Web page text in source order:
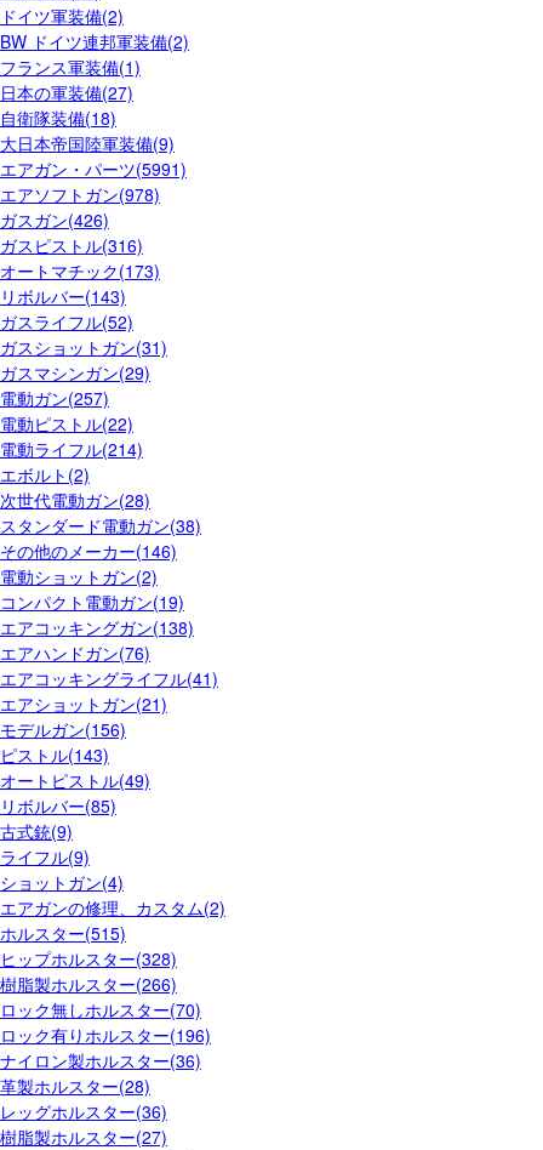
ドイツ軍装備(2)
BW ドイツ連邦軍装備(2)
フランス軍装備(1)
日本の軍装備(27)
自衛隊装備(18)
大日本帝国陸軍装備(9)
エアガン・パーツ(5991)
エアソフトガン(978)
ガスガン(426)
ガスピストル(316)
オートマチック(173)
リボルバー(143)
ガスライフル(52)
ガスショットガン(31)
ガスマシンガン(29)
電動ガン(257)
電動ピストル(22)
電動ライフル(214)
エボルト(2)
次世代電動ガン(28)
スタンダード電動ガン(38)
その他のメーカー(146)
電動ショットガン(2)
コンパクト電動ガン(19)
エアコッキングガン(138)
エアハンドガン(76)
エアコッキングライフル(41)
エアショットガン(21)
モデルガン(156)
ピストル(143)
オートピストル(49)
リボルバー(85)
古式銃(9)
ライフル(9)
ショットガン(4)
エアガンの修理、カスタム(2)
ホルスター(515)
ヒップホルスター(328)
樹脂製ホルスター(266)
ロック無しホルスター(70)
ロック有りホルスター(196)
ナイロン製ホルスター(36)
革製ホルスター(28)
レッグホルスター(36)
樹脂製ホルスター(27)